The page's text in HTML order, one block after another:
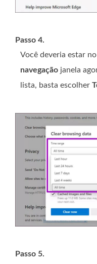
Passo 4.
Você deveria estar no
navegação janela
lista, basta escolher
Passo 5.